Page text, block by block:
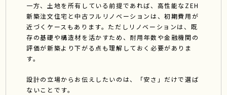
一方、土地を所有している前提であれば、高性能なZEH
新築注文住宅と中古フルリノベーションは、初期費用が
近づくケースもあります。ただしリノベーションは、既
存の基礎や構造材を活かすため、耐用年数や金融機関の
評価が新築より下がる点も理解しておく必要がありま
す。
設計の立場からお伝えしたいのは、「安さ」だけで選ば
ないことです。